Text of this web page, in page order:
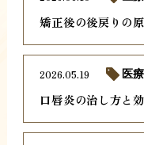
矯正後の後戻りの
口唇炎の治し方と
2026.05.19 医療